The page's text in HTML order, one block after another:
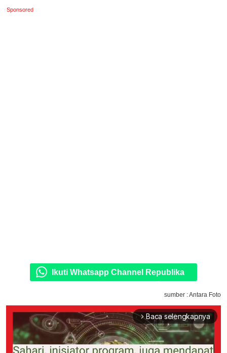
Sponsored
Ikuti Whatsapp Channel Republika
sumber : Antara Foto
arrow_forward_ios Baca selengkapnya